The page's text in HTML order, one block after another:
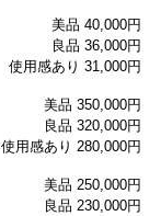
美品 40,000円
良品 36,000円
使用感あり 31,000円
美品 350,000円
良品 320,000円
使用感あり 280,000円
美品 250,000円
良品 230,000円